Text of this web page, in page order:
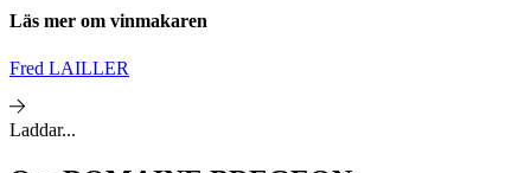
Läs mer om vinmakaren
Fred LAILLER
Laddar...